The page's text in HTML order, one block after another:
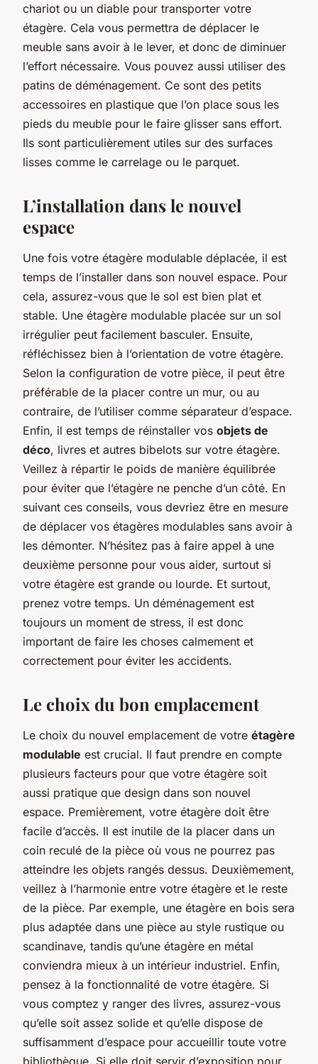
chariot ou un diable pour transporter votre
étagère. Cela vous permettra de déplacer le
meuble sans avoir à le lever, et donc de diminuer
l’effort nécessaire. Vous pouvez aussi utiliser des
patins de déménagement. Ce sont des petits
accessoires en plastique que l’on place sous les
pieds du meuble pour le faire glisser sans effort.
Ils sont particulièrement utiles sur des surfaces
lisses comme le carrelage ou le parquet.
L’installation dans le nouvel
espace
Une fois votre étagère modulable déplacée, il est
temps de l’installer dans son nouvel espace. Pour
cela, assurez-vous que le sol est bien plat et
stable. Une étagère modulable placée sur un sol
irrégulier peut facilement basculer. Ensuite,
réfléchissez bien à l’orientation de votre étagère.
Selon la configuration de votre pièce, il peut être
préférable de la placer contre un mur, ou au
contraire, de l’utiliser comme séparateur d’espace.
Enfin, il est temps de réinstaller vos objets de
déco, livres et autres bibelots sur votre étagère.
Veillez à répartir le poids de manière équilibrée
pour éviter que l’étagère ne penche d’un côté. En
suivant ces conseils, vous devriez être en mesure
de déplacer vos étagères modulables sans avoir à
les démonter. N’hésitez pas à faire appel à une
deuxième personne pour vous aider, surtout si
votre étagère est grande ou lourde. Et surtout,
prenez votre temps. Un déménagement est
toujours un moment de stress, il est donc
important de faire les choses calmement et
correctement pour éviter les accidents.
Le choix du bon emplacement
Le choix du nouvel emplacement de votre étagère
modulable est crucial. Il faut prendre en compte
plusieurs facteurs pour que votre étagère soit
aussi pratique que design dans son nouvel
espace. Premièrement, votre étagère doit être
facile d’accès. Il est inutile de la placer dans un
coin reculé de la pièce où vous ne pourrez pas
atteindre les objets rangés dessus. Deuxièmement,
veillez à l’harmonie entre votre étagère et le reste
de la pièce. Par exemple, une étagère en bois sera
plus adaptée dans une pièce au style rustique ou
scandinave, tandis qu’une étagère en métal
conviendra mieux à un intérieur industriel. Enfin,
pensez à la fonctionnalité de votre étagère. Si
vous comptez y ranger des livres, assurez-vous
qu’elle soit assez solide et qu’elle dispose de
suffisamment d’espace pour accueillir toute votre
bibliothèque. Si elle doit servir d’exposition pour